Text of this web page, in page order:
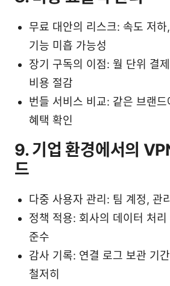
무료 대안의 리스크: 속도 저
기능 미흡 가능성
장기 구독의 이점: 월 단위 결
비용 절감
번들 서비스 비교: 같은 브랜
혜택 확인
9. 기업 환경에서의
드
다중 사용자 관리: 팀 계정, 관
정책 적용: 회사의 데이터 처
준수
감사 기록: 연결 로그 보관 기
철저히